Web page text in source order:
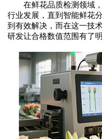
在鲜花品质检测领域
行业发展，直到智能鲜花
到有效解决，而在这一技
研发让合格数值范围有了